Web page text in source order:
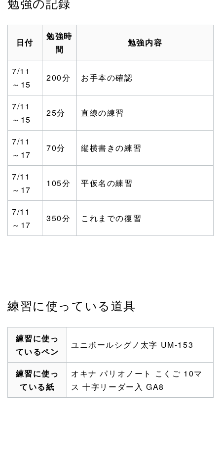
日付
勉強時
間
勉強内容
7/11
～15
200分 お手本の確認
7/11
～15
25分 直線の練習
7/11
～17
70分 縦横書きの練習
7/11
～17
105分 平仮名の練習
7/11
～17
350分 これまでの復習
練習に使っている道具
練習に使っ
ているペン
ユニボールシグノ太字 UM-153
練習に使っ
ている紙
オキナ パリオノート こくご 10マ
ス 十字リーダー入 GA8